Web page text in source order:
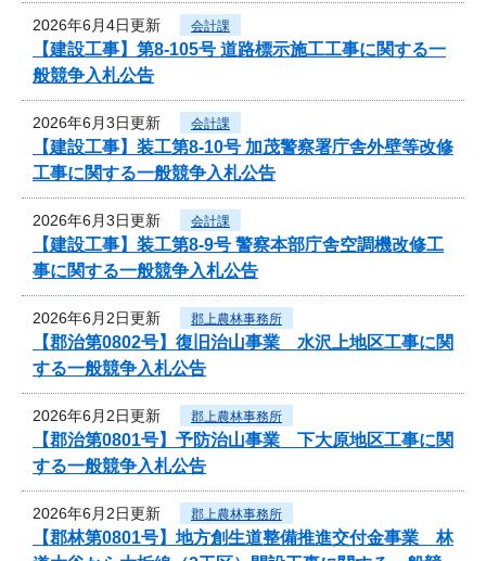
2026年6月4日更新 会計課
【建設工事】第8-105号 道路標示施工工事に関する一
般競争入札公告
2026年6月3日更新 会計課
【建設工事】装工第8-10号 加茂警察署庁舎外壁等改修
工事に関する一般競争入札公告
2026年6月3日更新 会計課
【建設工事】装工第8-9号 警察本部庁舎空調機改修工
事に関する一般競争入札公告
2026年6月2日更新 郡上農林事務所
【郡治第0802号】復旧治山事業 水沢上地区工事に関
する一般競争入札公告
2026年6月2日更新 郡上農林事務所
【郡治第0801号】予防治山事業 下大原地区工事に関
する一般競争入札公告
2026年6月2日更新 郡上農林事務所
【郡林第0801号】地方創生道整備推進交付金事業 林